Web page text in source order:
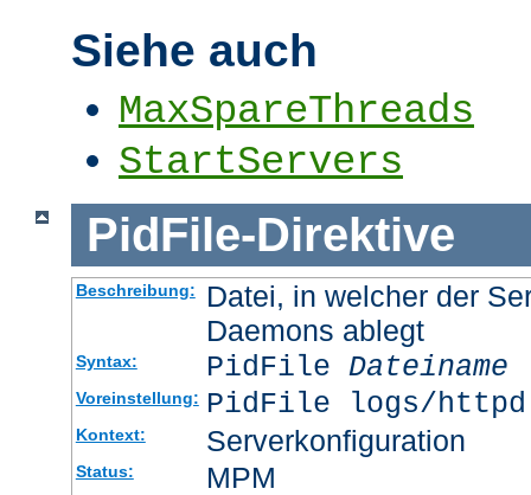
Siehe auch
MaxSpareThreads
StartServers
PidFile-Direktive
Beschreibung:
Datei, in welcher der
Daemons ablegt
Syntax: PidFile Dateiname
Voreinstellung: PidFile logs/
Kontext: Serverkonfiguration
Status: MPM